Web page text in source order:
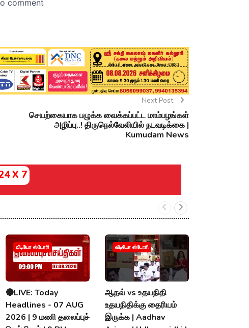
Next Post
செயற்கையாக பழுக்க வைக்கப்பட்ட மாம்பழங்கள்
அழிப்பு..! திருநெல்வேலியில் நடவடிக்கை |
Kumudam News
X 7
வீடியோ ஸ்டோரி
🔴LIVE: Today
Headlines - 07 AUG
2026 | 9 மணி தலைப்புச்
வீடியோ ஸ்டோரி
ஆதவ் vs உதயநிதி
உதயநிதிக்கு தைரியம்
இருக்க | Aadhav